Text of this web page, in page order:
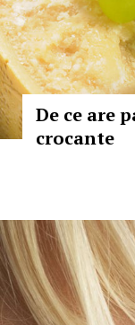
De ce are
crocante